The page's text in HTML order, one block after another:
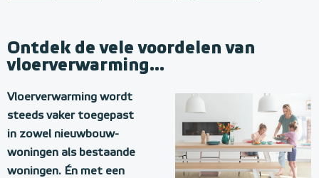
Ontdek de vele voordelen van
vloerverwarming...
Vloerverwarming wordt
steeds vaker toegepast
in zowel nieuwbouw-
woningen als bestaande
woningen. Én met een